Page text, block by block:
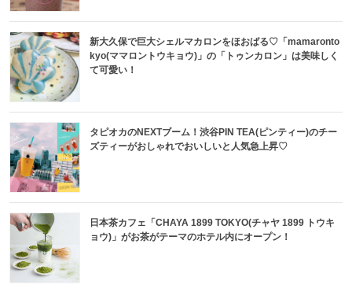
新大久保で巨大シェルマカロンをほおばる♡「mamaronto
kyo(ママロントウキョウ)」の「トゥンカロン」は美味しく
て可愛い！
タピオカのNEXTブーム！渋谷PIN TEA(ピンティー)のチー
ズティーがおしゃれでおいしいと人気急上昇♡
日本茶カフェ「CHAYA 1899 TOKYO(チャヤ 1899 トウキ
ョウ)」がお茶がテーマのホテル内にオープン！